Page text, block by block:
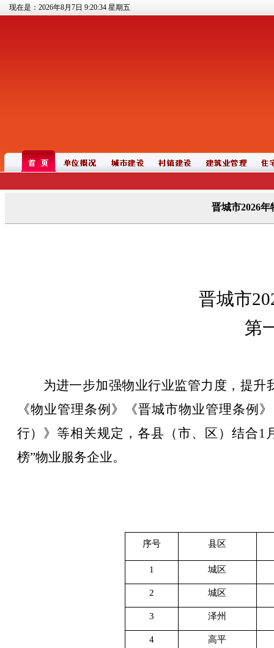
现在是：2026年8月7日 9:20:34 星期五
晋城市2026
晋城市
第
为进一步加强物业行业监管力度，提
《物业管理条例》《晋城市物业管理条例
行） 》等相关规定，各县（市、区）结合1
榜”物业服务企业。
序号 县区
1 城区
2 城区
3 泽州
4 高平